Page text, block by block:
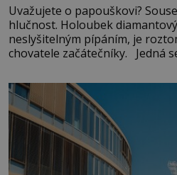
Uvažujete o papouškovi?
hlučnost. Holoubek
neslyšitelným pípáním, je
chovatele začátečníky. Jedná
času tráví na zemi, kde sbírá
domovinou je prakticky celá
pobřežní oblasti.